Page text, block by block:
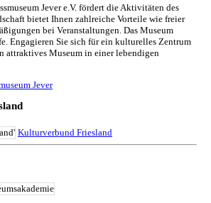
Jever e.V. fördert die Aktivitäten des
bietet Ihnen zahlreiche Vorteile wie freier
bei Veranstaltungen. Das Museum
Engagieren Sie sich für ein kulturelles Zentrum
attraktives Museum in einer lebendigen
Jever
Kulturverbund Friesland